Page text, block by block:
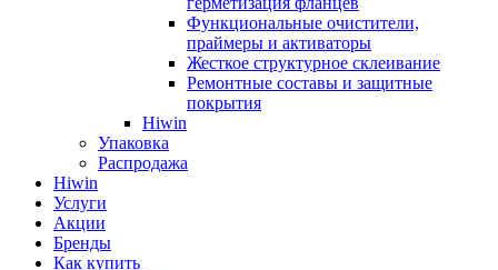
Функциональные очистители,
праймеры и активаторы
Жесткое структурное склеивание
Ремонтные составы и защитные
покрытия
Hiwin
Упаковка
Распродажа
Hiwin
Услуги
Акции
Бренды
Как купить